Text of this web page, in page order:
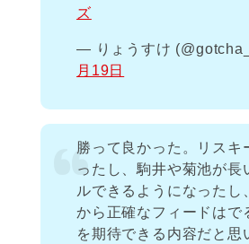
ズ
— りょうすけ
月19日
勝って良かった。リスキ
ったし、駒井や菊池が長
ルできるようになったし
から正確なフィードはで
を期待できる内容だと